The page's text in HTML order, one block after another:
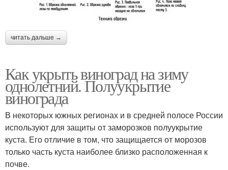
читать дальше →
Как укрыть виноград на зиму
однолетний. Полуукрытие
винограда
В некоторых южных регионах и в средней полосе России
используют для защиты от заморозков полуукрытие
куста. Его отличие в том, что защищается от морозов
только часть куста наиболее близко расположенная к
почве.